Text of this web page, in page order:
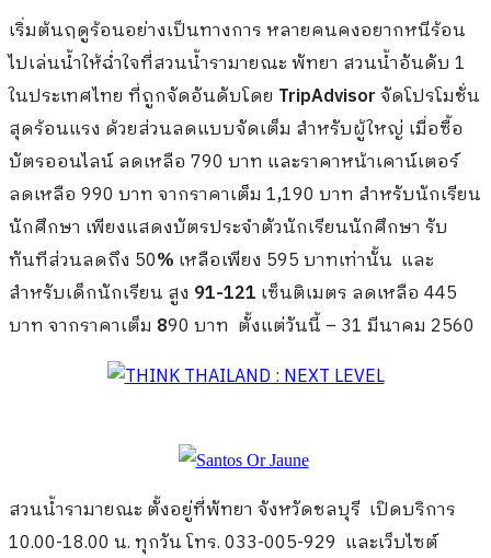
เริ่มต้นฤดูร้อนอย่างเป็นทางการ หลายคนคงอยากหนีร้อน
ไปเล่นน้ำให้ฉ่ำใจที่สวนน้ำรามายณะ พัทยา สวนน้ำอันดับ 1
ในประเทศไทย ที่ถูกจัดอันดับโดย TripAdvisorจัดโปรโมชั่น
สุดร้อนแรง ด้วยส่วนลดแบบจัดเต็ม สำหรับผู้ใหญ่ เมื่อซื้อ
บัตรออนไลน์ ลดเหลือ 790 บาท และราคาหน้าเคาน์เตอร์
ลดเหลือ 990 บาท จากราคาเต็ม 1,190 บาท สำหรับนักเรียน
นักศึกษา เพียงแสดงบัตรประจำตัวนักเรียนนักศึกษา รับ
ทันทีส่วนลดถึง 50% เหลือเพียง 595 บาทเท่านั้น และ
สำหรับเด็กนักเรียน สูง 91-121 เซ็นติเมตร ลดเหลือ 445
บาท จากราคาเต็ม 890 บาท ตั้งแต่วันนี้ – 31 มีนาคม 2560
สวนน้ำรามายณะ ตั้งอยู่ที่พัทยา จังหวัดชลบุรี เปิดบริการ
10.00-18.00 น. ทุกวัน โทร. 033-005-929 และเว็บไซต์